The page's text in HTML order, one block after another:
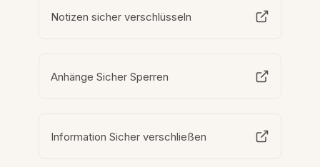
Notizen sicher verschlüsseln
Anhänge Sicher Sperren
Information Sicher verschließen